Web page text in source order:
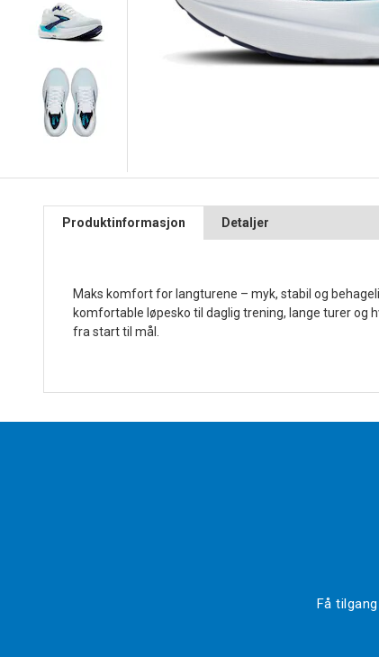
Produktinformasjon Detaljer
Maks komfort for langturene – myk, stabil og
komfortable løpesko til daglig trening, lange turer og
fra start til mål.
Få